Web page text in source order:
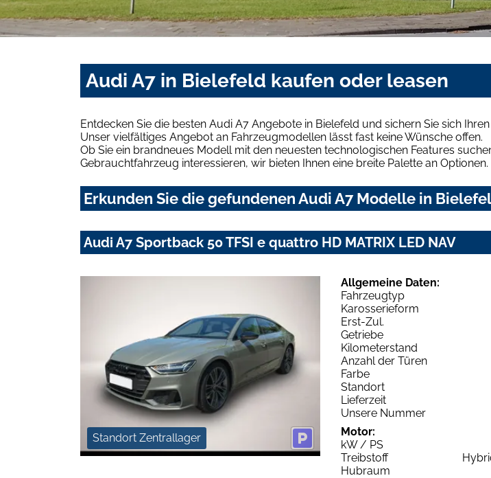
Audi A7 in Bielefeld kaufen oder leasen
Entdecken Sie die besten Audi A7 Angebote in Bielefeld und sichern Sie sich
Unser vielfältiges Angebot an Fahrzeugmodellen lässt fast keine Wünsche offen.
Ob Sie ein brandneues Modell mit den neuesten technologischen Features
Gebrauchtfahrzeug interessieren, wir bieten Ihnen eine breite Palette an Optionen.
Erkunden Sie die gefundenen Audi A7 Modelle in
Audi A7 Sportback 50 TFSI e quattro HD MATRIX LED NAV
Standort Zentrallager
Allgemeine Daten:
Fahrzeugtyp
Karosserieform
Erst-Zul.
Getriebe
Kilometerstand
Anzahl der Türen
Farbe
Standort
Lieferzeit
Unsere Nummer
Motor:
kW / PS
Treibstoff
Hubraum